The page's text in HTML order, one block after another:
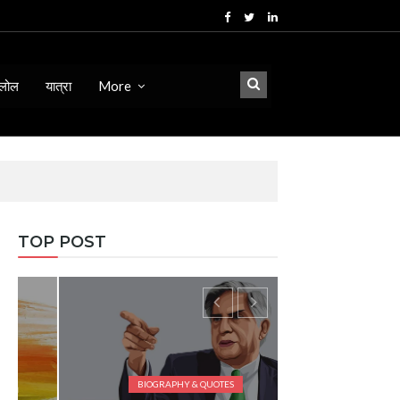
यात्रा More
TOP POST
BIOGRAPHY & QUOTES